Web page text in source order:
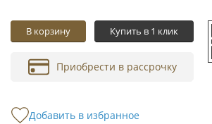
В корзину Купить в 1 клик
Приобрести в рассрочку
Добавить в избранное